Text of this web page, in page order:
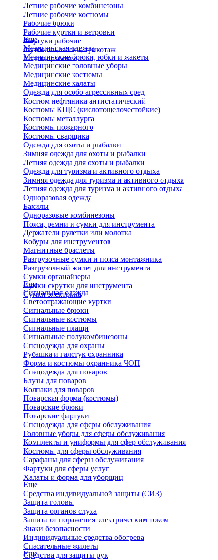
Летние рабочие комбинезоны
Летние рабочие костюмы
Рабочие брюки
Рабочие куртки и ветровки
Фартуки рабочие
Футболки, носки, трикотаж
Халаты рабочие
Еще
Медицинская одежда
Медицинские брюки, юбки и жакеты
Медицинские головные уборы
Медицинские костюмы
Медицинские халаты
Одежда для особо агрессивных сред
Костюм нефтяника антистатический
Костюмы КЩС (кислотощелочестойкие)
Костюмы металлурга
Костюмы пожарного
Костюмы сварщика
Одежда для охоты и рыбалки
Зимняя одежда для охоты и рыбалки
Летняя одежда для охоты и рыбалки
Одежда для туризма и активного отдыха
Зимняя одежда для туризма и активного отдыха
Летняя одежда для туризма и активного отдыха
Одноразовая одежда
Бахилы
Одноразовые комбинезоны
Пояса, ремни и сумки для инструмента
Держатели рулетки или молотка
Кобуры для инструментов
Магнитные браслеты
Разгрузочные сумки и пояса монтажника
Разгрузочный жилет для инструмента
Сумки органайзеры
Сумки скрутки для инструмента
Сумки электрика
Еще
Сигнальная одежда
Светоотражающие куртки
Сигнальные брюки
Сигнальные костюмы
Сигнальные плащи
Сигнальные полукомбинезоны
Спецодежда для охраны
Рубашка и галстук охранника
Форма и костюмы охранника ЧОП
Спецодежда для поваров
Блузы для поваров
Колпаки для поваров
Поварская форма (костюмы)
Поварские брюки
Поварские фартуки
Спецодежда для сферы обслуживания
Головные уборы для сферы обслуживания
Комплекты и униформы для сфер обслуживания
Костюмы для сферы обслуживания
Сарафаны для сферы обслуживания
Фартуки для сферы услуг
Халаты и форма для уборщиц
Еще
Средства индивидуальной защиты (СИЗ)
Защита головы
Защита органов слуха
Защита от поражения электрическим током
Знаки безопасности
Индивидуальные средства обогрева
Спасательные жилеты
Средства для защиты рук
Еще